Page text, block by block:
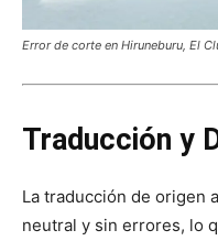
Error de corte en Hiruneburu, El
Traducción y
La traducción de origen
neutral y sin errores, lo